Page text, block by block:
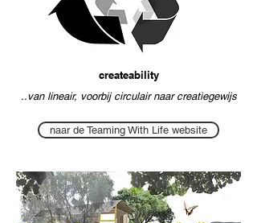
createability
..van lineair, voorbij circulair naar creatiegewijs
naar de Teaming With Life website